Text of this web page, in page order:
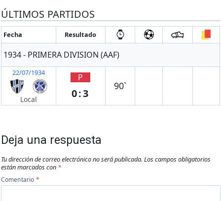
ÚLTIMOS PARTIDOS
Fecha Resultado
1934 - PRIMERA DIVISION (AAF)
22/07/1934
Local
P
0:3
90`
Deja una respuesta
Tu dirección de correo electrónico no será publicada. Los campos obligatorios
están marcados con *
Comentario *